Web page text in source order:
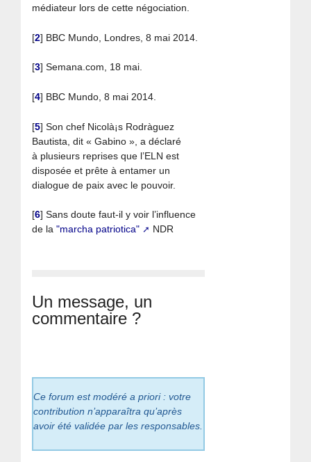
médiateur lors de cette négociation.
[2] BBC Mundo, Londres, 8 mai 2014.
[3]Semana.com, 18 mai.
[4] BBC Mundo, 8 mai 2014.
[5]Son chef Nicolà¡s Rodrà­guez
Bautista, dit « Gabino », a déclaré
à plusieurs reprises que l’ELN est
disposée et prête à entamer un
dialogue de paix avec le pouvoir.
[6]Sans doute faut-il y voir l’influence
de la"marcha patriotica" NDR
Un message, un
commentaire ?
Ce forum est modéré a priori : votre
contribution n’apparaîtra qu’après
avoir été validée par les responsables.